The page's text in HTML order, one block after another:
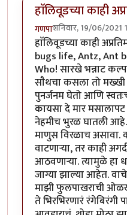
हाॅलिवूडच्या काही
गणपाशनिवार, 19/06/2021
हाॅलिवूडच्या काही
bugs life, Antz, Ant
Who! सारखे भन्नाट
साैथचा कसला तो मख्खी
पुनर्जनम घेतो आणि
कायसा दे मार मसालापट
नेहमीच भुरळ घातली
माणुस विरळाच असावा.
वाटणाऱ्या, तर काही
आठवणाऱ्या. त्यामुळे हा
जाग्या झाल्या आहेत.
माझी फुलपाखराची
ते भिरभिरणारं रंगेबिरंगी